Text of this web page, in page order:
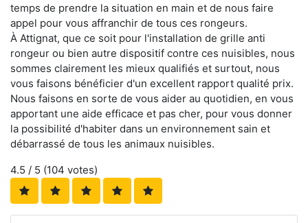
temps de prendre la situation en main et de nous faire
appel pour vous affranchir de tous ces rongeurs.
À Attignat, que ce soit pour l'installation de grille anti
rongeur ou bien autre dispositif contre ces nuisibles, nous
sommes clairement les mieux qualifiés et surtout, nous
vous faisons bénéficier d'un excellent rapport qualité prix.
Nous faisons en sorte de vous aider au quotidien, en vous
apportant une aide efficace et pas cher, pour vous donner
la possibilité d'habiter dans un environnement sain et
débarrassé de tous les animaux nuisibles.
4.5 / 5 (104 votes)